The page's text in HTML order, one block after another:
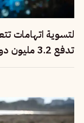
لتسوية اتهامات
تدفع 3.2 مليون دولار غرامة